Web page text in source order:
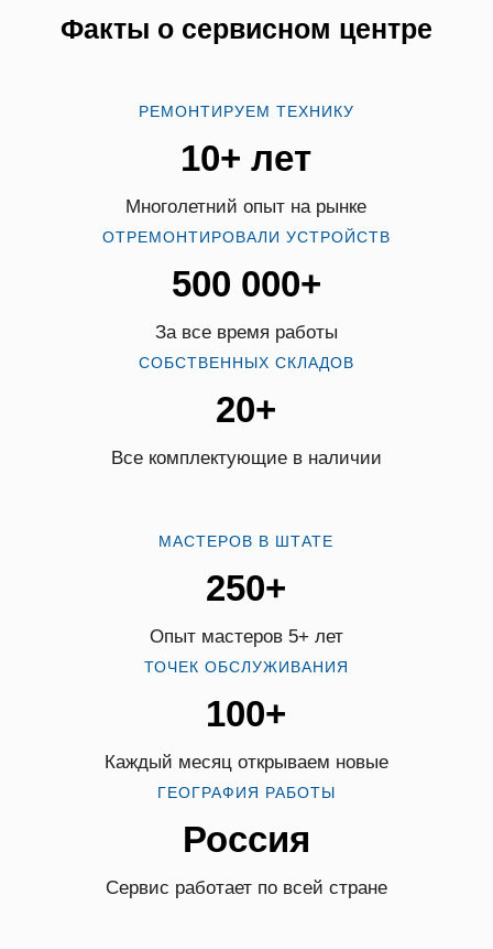
Факты о сервисном центре
РЕМОНТИРУЕМ ТЕХНИКУ
10+ лет
Многолетний опыт на рынке
ОТРЕМОНТИРОВАЛИ УСТРОЙСТВ
500 000+
За все время работы
СОБСТВЕННЫХ СКЛАДОВ
20+
Все комплектующие в наличии
МАСТЕРОВ В ШТАТЕ
250+
Опыт мастеров 5+ лет
ТОЧЕК ОБСЛУЖИВАНИЯ
100+
Каждый месяц открываем новые
ГЕОГРАФИЯ РАБОТЫ
Россия
Сервис работает по всей стране